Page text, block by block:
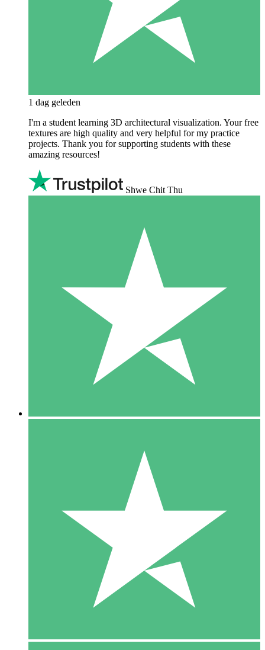
1 dag geleden
I'm a student learning 3D architectural visualization. Your free
textures are high quality and very helpful for my practice
projects. Thank you for supporting students with these
amazing resources!
Shwe Chit Thu